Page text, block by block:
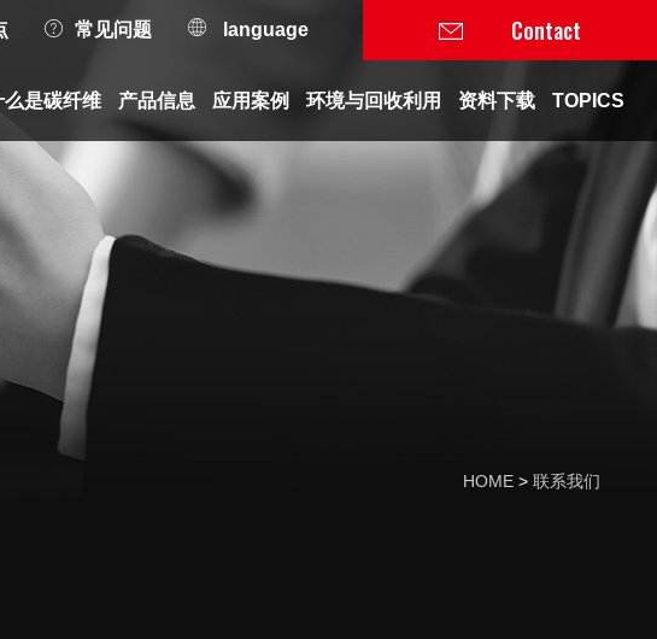
常见问题 language Contact
么是碳纤维 产品信息 应用案例 环境与回收利用 资料下载 TOPICS
HOME 联系我们